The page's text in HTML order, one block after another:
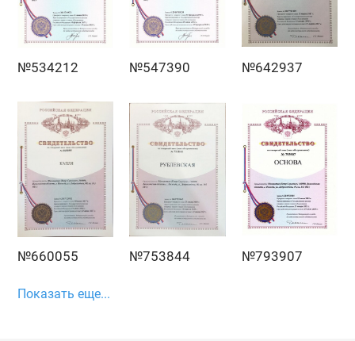
№534212 №547390 №642937
№660055 №753844 №793907
Показать еще...